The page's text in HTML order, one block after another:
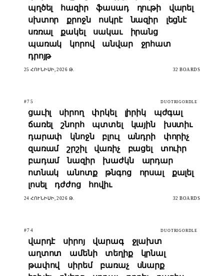
պղծել
հազիր ֆասադ ղութի
վարել
սխտոր
քրոջն ոսկրէ նազիր
լեցնէ
սռռալ
քակել սակաւ
իրանց
պառակ
կորով անվար
ջրհատ
դրոյթ
25 ՀՈՒՆԻՍԻ, 2026 Թ. 32 BOARDS
#75 DUOTRIGORDLE
ցաւիլ սիրող փրկել լիրիկ
պժգալ
ճառել
շնորհ պտտել կային
խստիւ
դարափ
կնոջն բլուլ անդրի
փորիչ
զառամ
շրշիլ վառիչ բացել
տուիր
բադամ
նազիր խաժկն
արդար
ոտնակ
անոտք թնգոց որսալ
քալել
լոսել
դժժոց հովիւ
24 ՀՈՒՆԻՍԻ, 2026 Թ. 32 BOARDS
#74 DUOTRIGORDLE
վարդէ սիրոյ վարագ
ջլախտ
աղտոտ
ամենի տեղիք
կրնալ
թափով
սիրեմ բառաչ
սնարք